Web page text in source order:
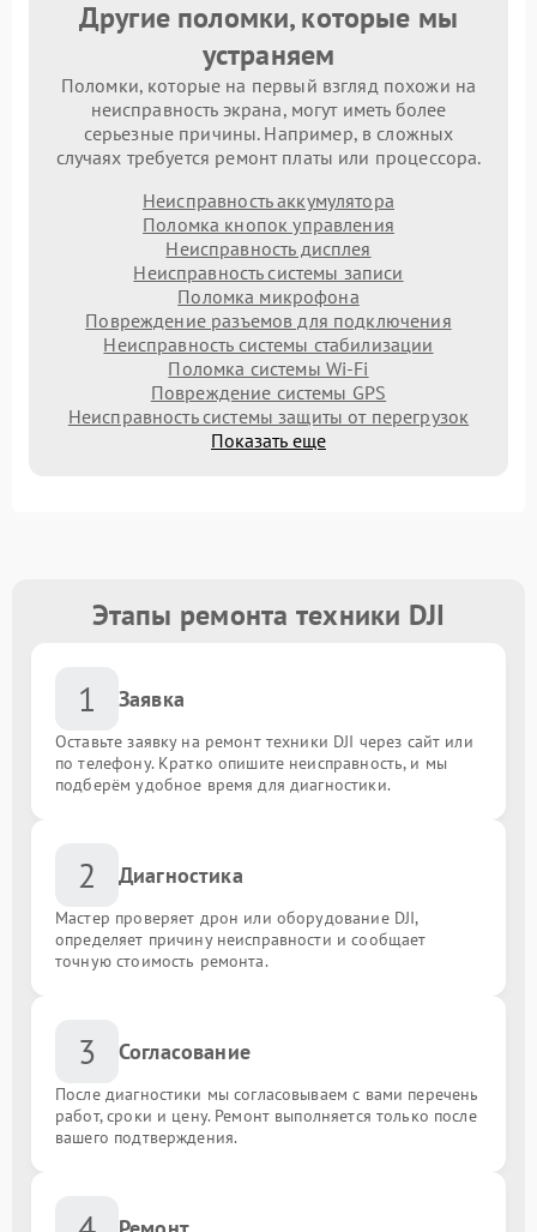
Другие поломки, которые мы
устраняем
Поломки, которые на первый взгляд похожи на
неисправность экрана, могут иметь более
серьезные причины. Например, в сложных
случаях требуется ремонт платы или процессора.
Неисправность аккумулятора
Поломка кнопок управления
Неисправность дисплея
Неисправность системы записи
Поломка микрофона
Повреждение разъемов для подключения
Неисправность системы стабилизации
Поломка системы Wi-Fi
Повреждение системы GPS
Неисправность системы защиты от перегрузок
Показать еще
Этапы ремонта техники DJI
1 Заявка
Оставьте заявку на ремонт техники DJI через сайт или
по телефону. Кратко опишите неисправность, и мы
подберём удобное время для диагностики.
2 Диагностика
Мастер проверяет дрон или оборудование DJI,
определяет причину неисправности и сообщает
точную стоимость ремонта.
3 Согласование
После диагностики мы согласовываем с вами перечень
работ, сроки и цену. Ремонт выполняется только после
вашего подтверждения.